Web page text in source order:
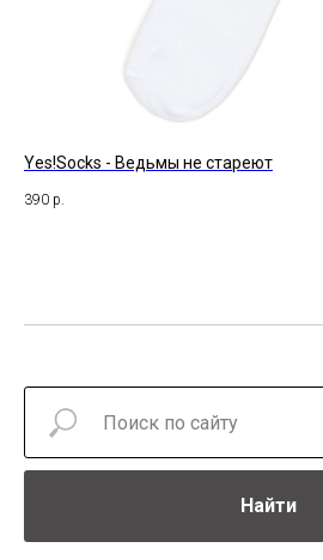
Yes!Socks - Ведьмы не стареют
390 р.
Найти